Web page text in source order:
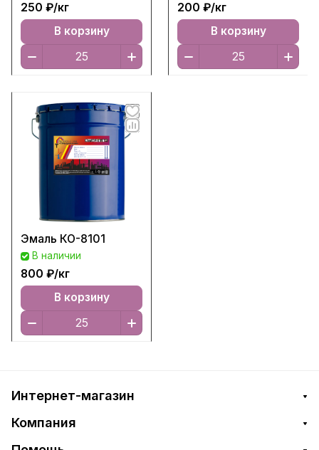
250 ₽/кг
В корзину
200 ₽/кг
В корзину
Эмаль КО-8101
В наличии
800 ₽/кг
В корзину
Интернет-магазин
Компания